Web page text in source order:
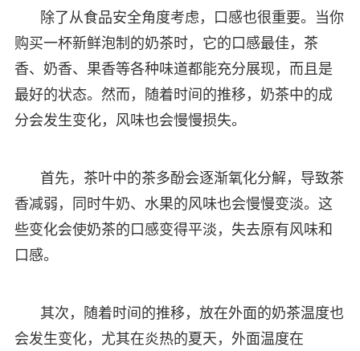
除了从食品安全角度考虑，口感也很重要。当你
购买一杯新鲜泡制的奶茶时，它的口感最佳，茶
香、奶香、果香等各种味道都能充分展现，而且是
最好的状态。然而，随着时间的推移，奶茶中的成
分会发生变化，风味也会慢慢损失。
首先，茶叶中的茶多酚会逐渐氧化分解，导致茶
香减弱，同时牛奶、水果的风味也会慢慢变淡。这
些变化会使奶茶的口感变得平淡，失去原有风味和
口感。
其次，随着时间的推移，放在外面的奶茶温度也
会发生变化，尤其在炎热的夏天，外面温度在